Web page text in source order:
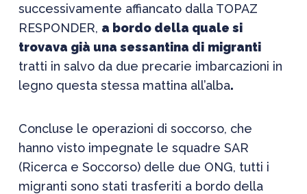
successivamente affiancato dalla TOPAZ
RESPONDER, a bordo della quale si
trovava già una sessantina di migranti
tratti in salvo da due precarie imbarcazioni in
legno questa stessa mattina all’alba.
Concluse le operazioni di soccorso, che
hanno visto impegnate le squadre SAR
(Ricerca e Soccorso) delle due ONG, tutti i
migranti sono stati trasferiti a bordo della